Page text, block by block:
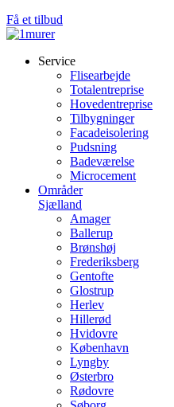
Få et tilbud
Service
Flisearbejde
Totalentreprise
Hovedentreprise
Tilbygninger
Facadeisolering
Pudsning
Badeværelse
Microcement
Områder
Sjælland
Amager
Ballerup
Brønshøj
Frederiksberg
Gentofte
Glostrup
Herlev
Hillerød
Hvidovre
København
Lyngby
Østerbro
Rødovre